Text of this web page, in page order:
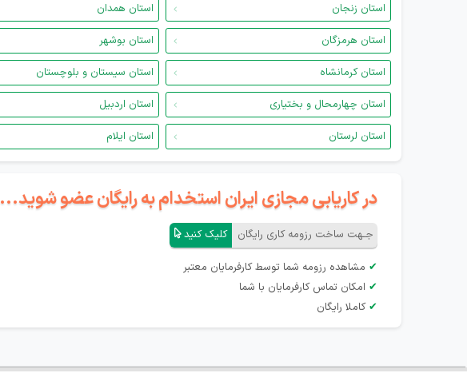
استان زنجان
استان همدان
استان هرمزگان
استان بوشهر
استان کرمانشاه
استان سیستان و بلوچستان
استان چهارمحال و بختیاری
استان اردبیل
استان لرستان
استان ایلام
در کاریابی مجازی ایران استخدام به رایگان عضو شوید...
جـهت ساخت رزومه کاری رایگان کلیک کنید
✔ مشاهده رزومه شما توسط کارفرمایان معتبر
✔ امکان تماس کارفرمایان با شما
✔ کاملا رایگان